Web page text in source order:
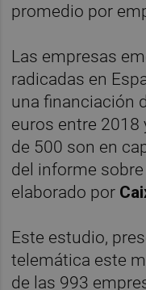
promedio por
Las empresas
radicadas en
una financiación
euros entre 2018
de 500 son en
del informe
elaborado por
Este estudio,
telemática este
de las 993